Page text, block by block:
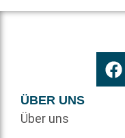
ÜBER UNS
Über uns